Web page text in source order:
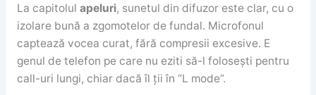
La capitolul apeluri, sunetul din difuzor este clar, cu o
izolare bună a zgomotelor de fundal. Microfonul
captează vocea curat, fără compresii excesive. E
genul de telefon pe care nu eziti să-l folosești pentru
call-uri lungi, chiar dacă îl ții în “L mode”.